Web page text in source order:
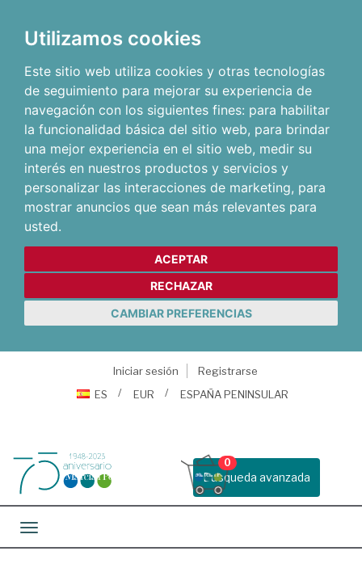
Utilizamos cookies
Este sitio web utiliza cookies y otras tecnologías
de seguimiento para mejorar su experiencia de
navegación con los siguientes fines: para habilitar
la funcionalidad básica del sitio web, para brindar
una mejor experiencia en el sitio web, medir su
interés en nuestros productos y servicios y
personalizar las interacciones de marketing, para
mostrar anuncios que sean más relevantes para
usted.
ACEPTAR
RECHAZAR
CAMBIAR PREFERENCIAS
Iniciar sesión
Registrarse
ES
EUR ESPAÑA PENINSULAR
Busqueda avanzada
0
Toggle navigation